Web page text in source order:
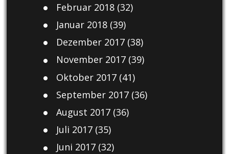
Februar 2018(32)
Januar 2018(39)
Dezember 2017(38)
November 2017(39)
Oktober 2017(41)
September 2017(36)
August 2017(36)
Juli 2017(35)
Juni 2017(32)